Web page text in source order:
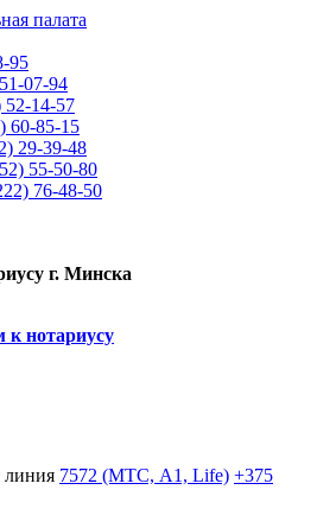
95
07-94
52-14-57
60-85-15
29-39-48
55-50-80
76-48-50
г. Минска
к нотариусу
линия 7572 (МТС, A1, Life) +375